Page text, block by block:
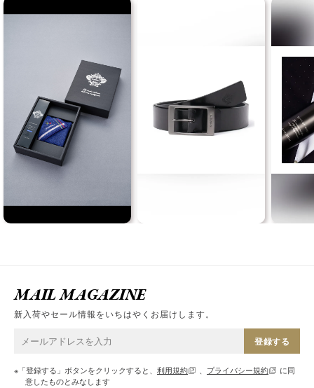
MAIL MAGAZINE
新入荷やセール情報をいちはやくお届けします。
登録する
※「登録する」ボタンをクリックすると、 利用規約 、 プライバシー規約
に同
意したものとみなします